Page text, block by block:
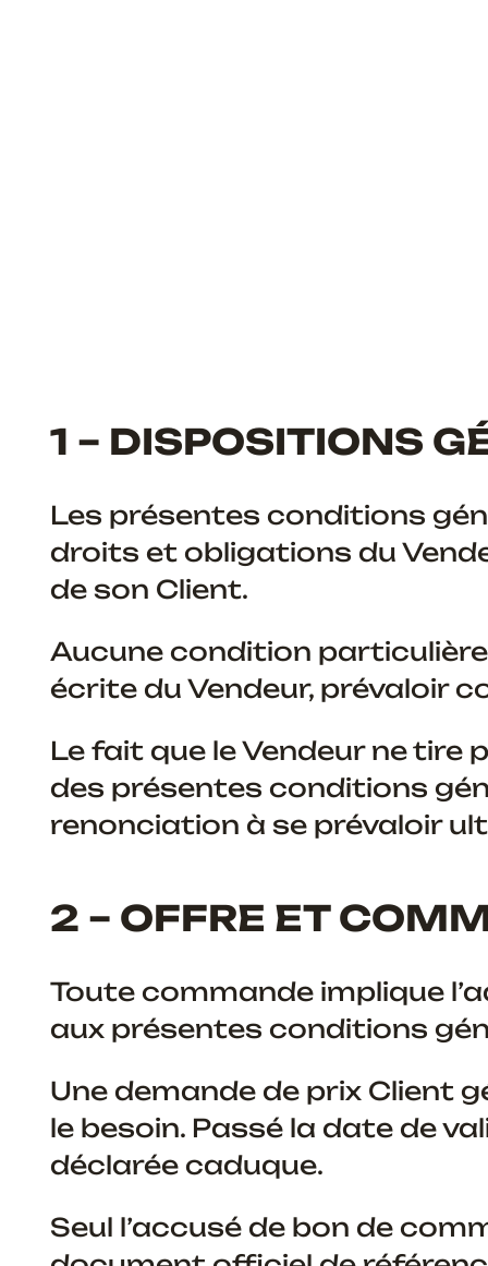
1 – DISPOSITIONS
Les présentes conditions
droits et obligations du
de son Client.
Aucune condition
écrite du Vendeur, prévaloir
Le fait que le Vendeur ne tire
des présentes conditions
renonciation à se prévaloir
2 – OFFRE ET
Toute commande implique
aux présentes conditions
Une demande de prix Client
le besoin. Passé la date de
déclarée caduque.
Seul l’accusé de bon de